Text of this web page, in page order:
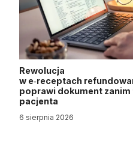
Rewolucja
w e‑receptach
poprawi dokument
pacjenta
6 sierpnia 2026